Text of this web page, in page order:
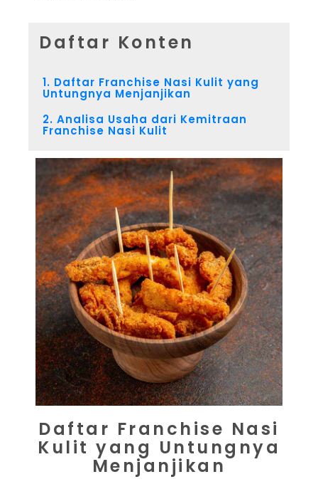
Daftar Konten
1. Daftar Franchise Nasi Kulit yang
Untungnya Menjanjikan
2. Analisa Usaha dari Kemitraan
Franchise Nasi Kulit
Daftar Franchise Nasi
Kulit yang Untungnya
Menjanjikan